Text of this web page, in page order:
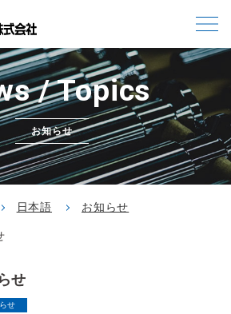
/ Topics
お知らせ
日本語 お知らせ
せ
せ